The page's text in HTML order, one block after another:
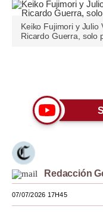
Editorial
Pregunta de hoy
Lujo
Moda
Estilos
Keiko Fujimori y Julio
Ricardo Guerra, solo
Redacción
07/07/2026 17H45